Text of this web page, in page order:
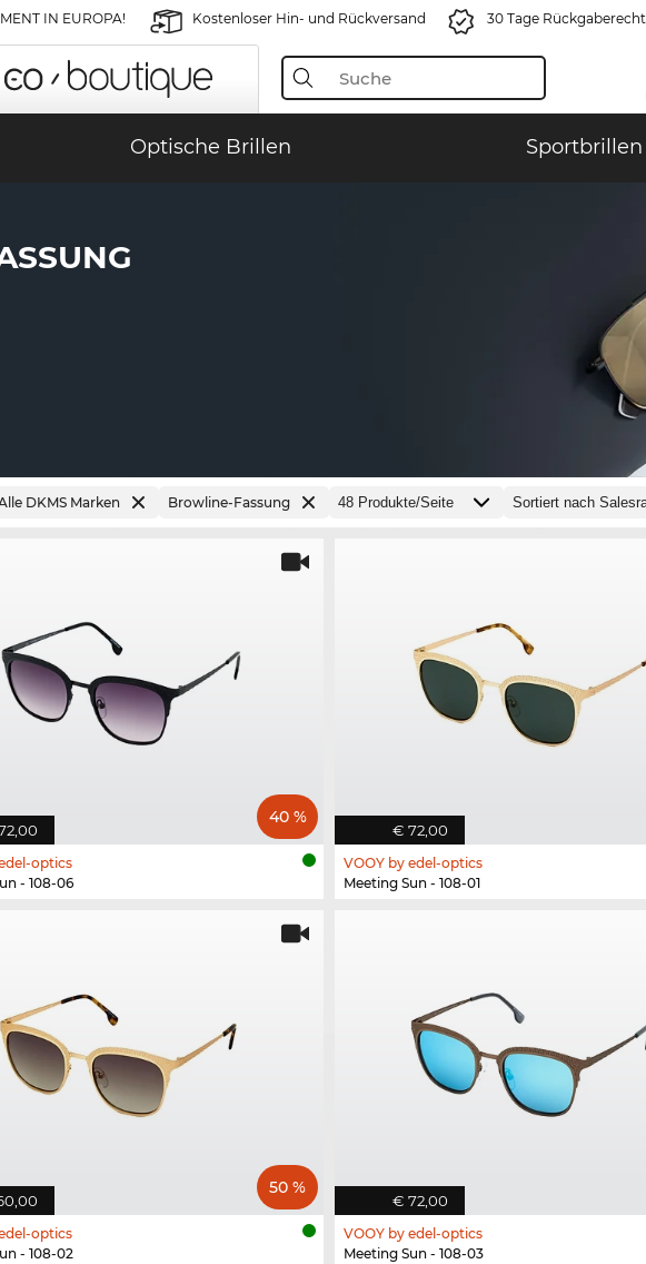
IN EUROPA! Kostenloser Hin- und Rückversand 30 Tage Rückgaberecht
Optische Brillen Sportbrillen
DKMS Marken Browline-Fassung
40 %
optics
- 108-06
€ 72,00
VOOY by edel-optics
Meeting Sun - 108-01
50 %
optics
- 108-02
€ 72,00
VOOY by edel-optics
Meeting Sun - 108-03